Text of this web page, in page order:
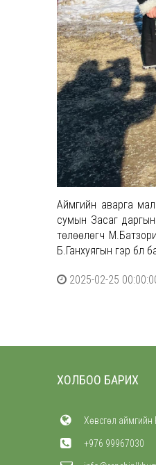
Аймгийн аварга
сумын Засаг
төлөөлөгч
Б.Ганхуягын гэр бүл
2025-02-25
ХОЛБОО БАРИХ
Хөвсгөл
+976 99967030